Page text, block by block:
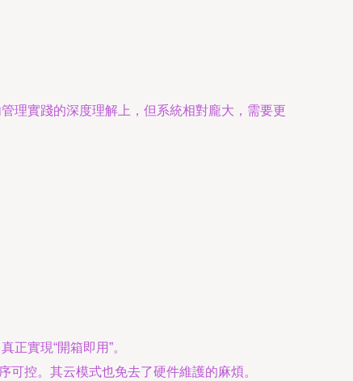
理實踐的深度理解上，但系統相對龐大，需要更
實現“開箱即用”。
控。其云模式也免去了硬件維護的麻煩。